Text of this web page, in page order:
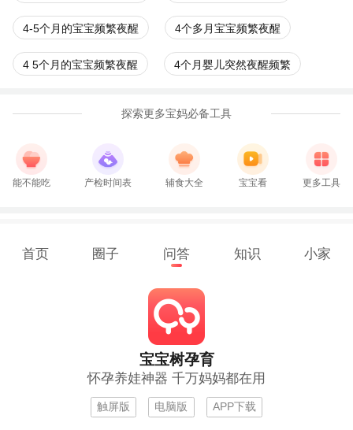
4-5个月的宝宝频繁夜醒 4个多月宝宝频繁夜醒
4 5个月的宝宝频繁夜醒 4个月婴儿突然夜醒频繁
探索更多宝妈必备工具
能不能吃 产检时间表 辅食大全 宝宝看 更多工具
首页 圈子 问答 知识 小家
宝宝树孕育
怀孕养娃神器 千万妈妈都在用
触屏版 电脑版 APP下载